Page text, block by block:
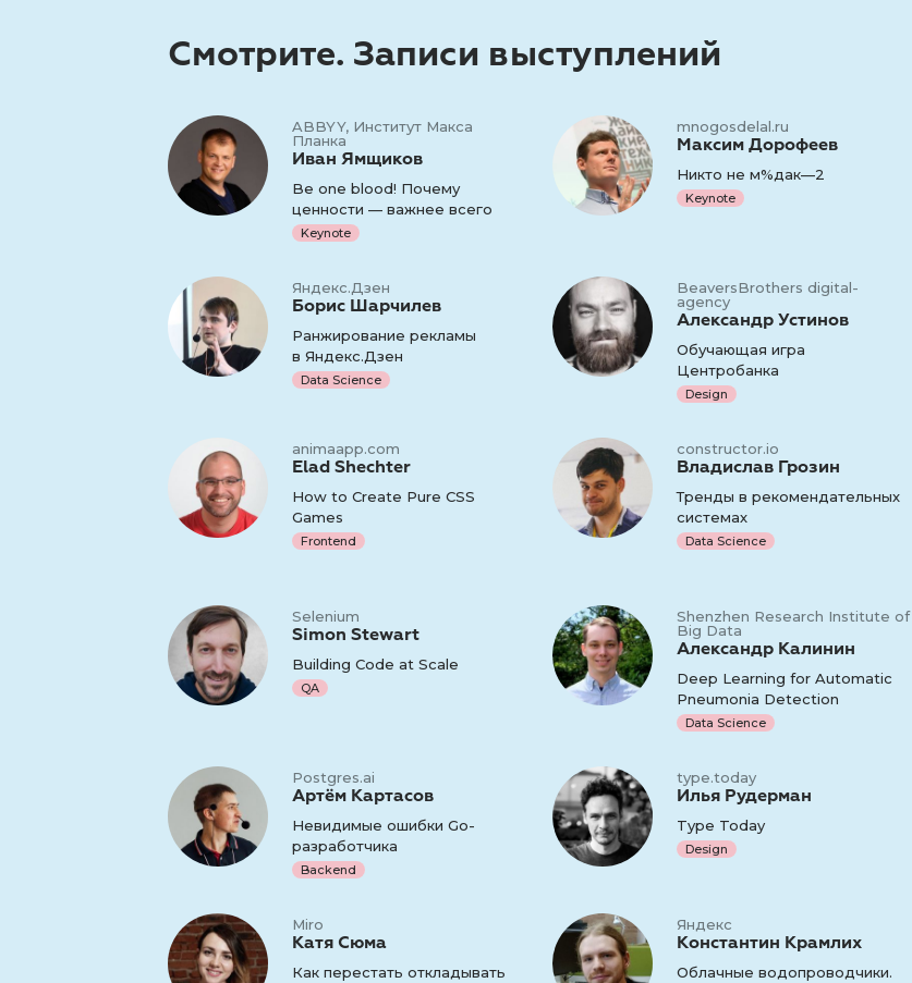
Смотрите. Записи выступлений
ABBYY, Институт Макса
Планка
Иван Ямщиков
Be one blood! Почему
ценности — важнее всего
Keynote
mnogosdelal.ru
Максим Дорофеев
Никто не м%дак—2
Keynote
Яндекс.Дзен
Борис Шарчилев
Ранжирование рекламы
в Яндекс.Дзен
Data Science
BeaversBrothers digital-
agency
Александр Устинов
Обучающая игра
Центробанка
Design
animaapp.com
Elad Shechter
How to Create Pure CSS
Games
Frontend
constructor.io
Владислав Грозин
Тренды в рекомендательных
системах
Data Science
Selenium
Simon Stewart
Building Code at Scale
QA
Shenzhen Research Institute of
Big Data
Александр Калинин
Deep Learning for Automatic
Pneumonia Detection
Data Science
Postgres.ai
Артём Картасов
Невидимые ошибки Go-
разработчика
Backend
type.today
Илья Рудерман
Type Today
Design
Miro
Катя Сюма
Как перестать откладывать
Яндекс
Константин Крамлих
Облачные водопроводчики.